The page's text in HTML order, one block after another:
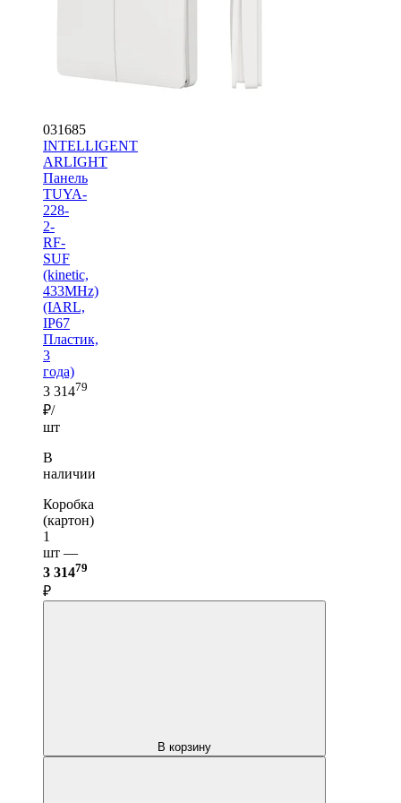
031685
INTELLIGENT
ARLIGHT
Панель
TUYA-
228-
2-
RF-
SUF
(kinetic,
433MHz)
(IARL,
IP67
Пластик,
3
года)
3 31479
₽/
шт
В
наличии
Коробка
(картон)
1
шт —
3 31479
₽
В корзину